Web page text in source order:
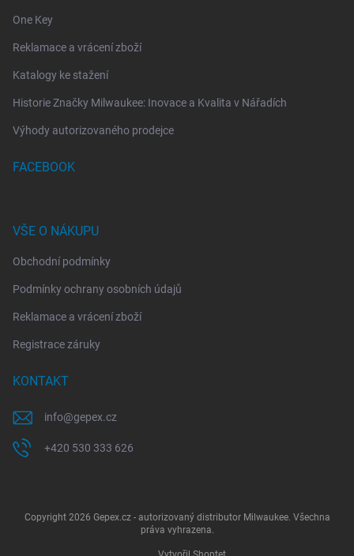
One Key
Reklamace a vrácení zboží
Katalogy ke stažení
Historie Značky Milwaukee: Inovace a Kvalita v Nářadích
Výhody autorizovaného prodejce
FACEBOOK
VŠE O NÁKUPU
Obchodní podmínky
Podmínky ochrany osobních údajů
Reklamace a vrácení zboží
Registrace záruky
KONTAKT
info@gepex.cz
+420 530 333 626
Copyright 2026 Gepex.cz - autorizovaný distributor Milwaukee. Všechna
práva vyhrazena.